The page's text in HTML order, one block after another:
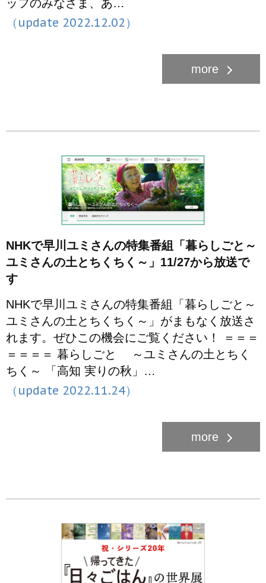
ッフのみなさま、あ…
（update 2022.12.02）
NHKで早川ユミさんの特集番組「暮らしごと～
ユミさんの土とちくちく～」11/27から放送で
す
NHKで早川ユミさんの特集番組「暮らしごと～
ユミさんの土とちくちく～」がまもなく放送さ
れます。ぜひこの機会にご覧ください！ ＝＝＝
＝＝＝＝ 暮らしごと ～ユミさんの土とちく
ちく～ 「高知 実りの秋」…
（update 2022.11.24）